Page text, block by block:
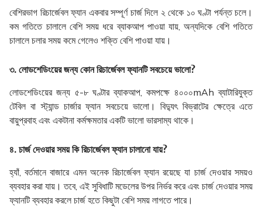
বেশিরভাগ রিচার্জেবল ফ্যান একবার সম্পূর্ণ চার্জ দিলে ২ থেকে ১০ ঘণ্টা পর্যন্ত চলে।
কম গতিতে চালালে বেশি সময় ধরে ব্যাকআপ পাওয়া যায়, অন্যদিকে বেশি গতিতে
চালালে চলার সময় কমে গেলেও শক্তি বেশি পাওয়া যায়।
৩. লোডশেডিংয়ের জন্য কোন রিচার্জেবল ফ্যানটি সবচেয়ে ভালো?
লোডশেডিংয়ের জন্য ৫-৮ ঘণ্টার ব্যাকআপ, কমপক্ষে ৪০০০mAh ব্যাটারিযুক্ত
টেবিল বা স্ট্যান্ড চার্জার ফ্যান সবচেয়ে ভালো। বিদ্যুৎ বিভ্রাটের ক্ষেত্রে এতে
বায়ুপ্রবাহ এবং একটানা কর্মক্ষমতার একটি ভালো ভারসাম্য থাকে।
৪. চার্জ দেওয়ার সময় কি রিচার্জেবল ফ্যান চালানো যায়?
হ্যাঁ, বর্তমানে বাজারে এমন অনেক রিচার্জেবল ফ্যান রয়েছে যা চার্জ দেওয়ার সময়ও
ব্যবহার করা যায়। তবে, এই সুবিধাটি মডেলের উপর নির্ভর করে এবং চার্জ দেওয়ার সময়
ফ্যানটি ব্যবহার করলে চার্জ হতে কিছুটা বেশি সময় লাগতে পারে।